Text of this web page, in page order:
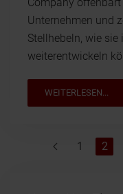
Unternehmen und
Stellhebeln, wie
weiterentwickeln
WEITERLESEN...
1 2